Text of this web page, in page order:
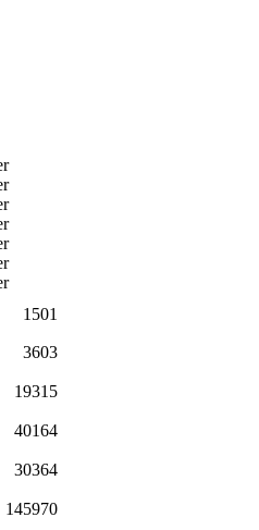
1501
3603
19315
40164
30364
145970